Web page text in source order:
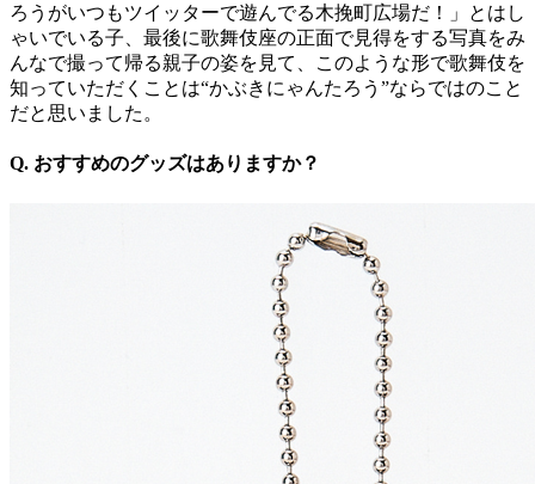
ろうがいつもツイッターで遊んでる木挽町広場だ！」とはし
ゃいでいる子、最後に歌舞伎座の正面で見得をする写真をみ
んなで撮って帰る親子の姿を見て、このような形で歌舞伎を
知っていただくことは“かぶきにゃんたろう”ならではのこと
だと思いました。
Q. おすすめのグッズはありますか？